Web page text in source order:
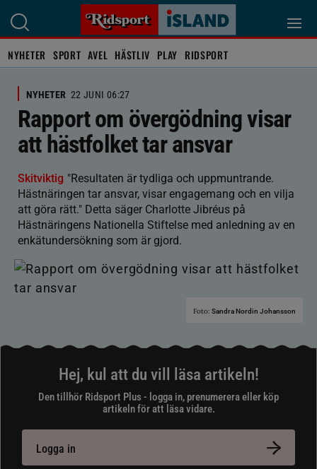
NYHETER SPORT AVEL HÄSTLIV PLAY RIDSPORT
NYHETER 22 JUNI 06:27
Rapport om övergödning visar
att hästfolket tar ansvar
Skitviktig "Resultaten är tydliga och uppmuntrande.
Hästnäringen tar ansvar, visar engagemang och en vilja
att göra rätt." Detta säger Charlotte Jibréus på
Hästnäringens Nationella Stiftelse med anledning av en
enkätundersökning som är gjord.
Foto: Sandra Nordin Johansson
Hej, kul att du vill läsa artikeln!
Den tillhör Ridsport Plus - logga in, prenumerera eller köp
artikeln för att läsa vidare.
Logga in